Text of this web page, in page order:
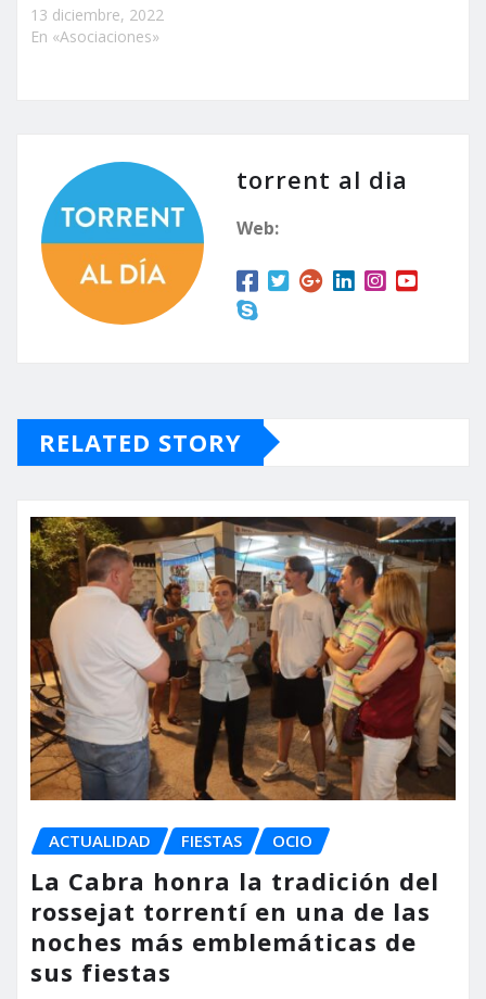
13 diciembre, 2022
En «Asociaciones»
torrent al dia
Web:
RELATED STORY
ACTUALIDAD FIESTAS OCIO
La Cabra honra la tradición del
rossejat torrentí en una de las
noches más emblemáticas de
sus fiestas